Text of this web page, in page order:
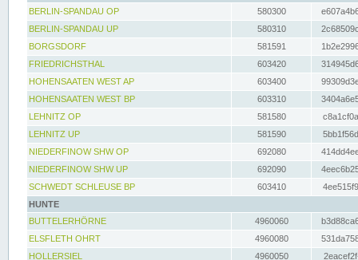
BERLIN-SPANDAU OP
580300
BERLIN-SPANDAU UP
580310
BORGSDORF
581591
FRIEDRICHSTHAL
603420
HOHENSAATEN WEST AP
603400
HOHENSAATEN WEST BP
603310
LEHNITZ OP
581580
LEHNITZ UP
581590
NIEDERFINOW SHW OP
692080
NIEDERFINOW SHW UP
692090
SCHWEDT SCHLEUSE BP
603410
HUNTE
BUTTELERHÖRNE
4960060
ELSFLETH OHRT
4960080
HOLLERSIEL
4960050